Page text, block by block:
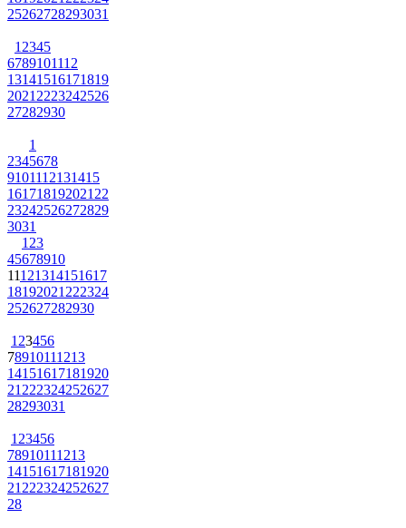
25262728293031
12345
6789101112
13141516171819
20212223242526
27282930
1
2345678
9101112131415
16171819202122
23242526272829
3031
123
45678910
11121314151617
18192021222324
252627282930
123456
78910111213
14151617181920
21222324252627
28293031
123456
78910111213
14151617181920
21222324252627
28